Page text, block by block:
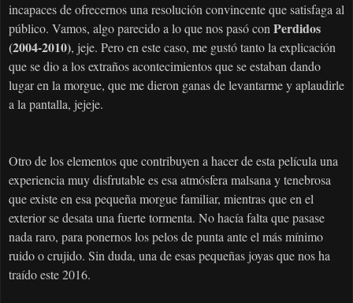
incapaces de ofrecernos una resolución convincente que satisfaga al
público. Vamos, algo parecido a lo que nos pasó conPerdidos
(2004-2010), jeje. Pero en este caso, me gustó tanto la explicación
que se dio a los extraños acontecimientos que se estaban dando
lugar en la morgue, que me dieron ganas de levantarme y aplaudirle
a la pantalla, jejeje.
Otro de los elementos que contribuyen a hacer de esta película una
experiencia muy disfrutable es esa atmósfera malsana y tenebrosa
que existe en esa pequeña morgue familiar, mientras que en el
exterior se desata una fuerte tormenta. No hacía falta que pasase
nada raro, para ponernos los pelos de punta ante el más mínimo
ruido o crujido. Sin duda, una de esas pequeñas joyas que nos ha
traído este 2016.